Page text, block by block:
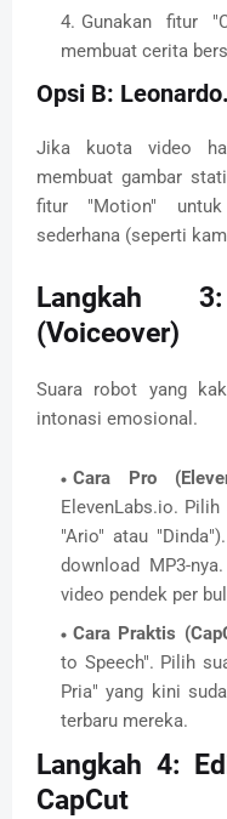
Gunakan fitur
membuat cerita
Opsi B:
Jika kuota video
membuat gambar
fitur "Motion" untuk
sederhana (seperti
Langkah
(Voiceover)
Suara robot yang
intonasi emosional.
Cara Pro
ElevenLabs.io.
"Ario" atau
download MP3-
video pendek per
Cara Praktis
to Speech". Pilih
Pria" yang kini
terbaru mereka.
Langkah 4:
CapCut